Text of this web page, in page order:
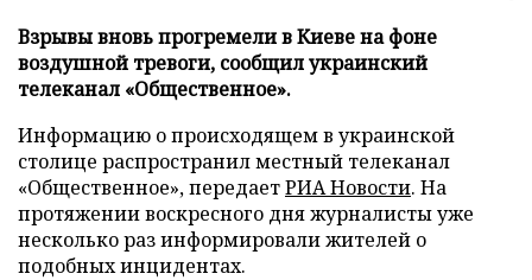
Взрывы вновь прогремели в Киеве на фоне
воздушной тревоги, сообщил украинский
телеканал «Общественное».
Информацию о происходящем в украинской
столице распространил местный телеканал
«Общественное», передаетРИА Новости. На
протяжении воскресного дня журналисты уже
несколько раз информировали жителей о
подобных инцидентах.